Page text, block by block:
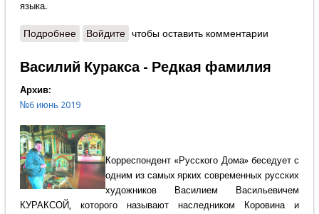
языка.
Подробнеео Протоиерей Владимир Вигилянский - Язык
Войдите чтобы оставить комментарии
Василий Куракса - Редкая фамилия
Архив:
№6 июнь 2019
Корреспондент «Русского Дома» беседует с
одним из самых ярких современных русских
художников Василием Васильевичем
КУРАКСОЙ, которого называют наследником Коровина и